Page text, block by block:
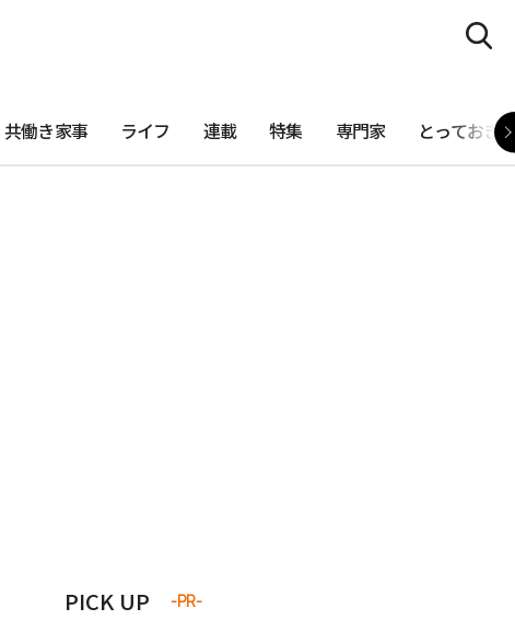
共働き家事 ライフ 連載 特集 専門家 とっておき
PICK UP -PR-